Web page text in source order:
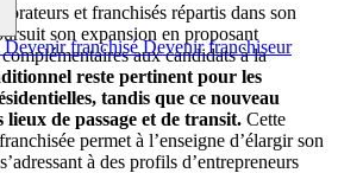
Devenir franchisé Devenir franchiseur
et franchisés répartis dans son
son expansion en proposant
aux candidats à la
reste pertinent pour les
tandis que ce nouveau
de passage et de transit. Cette
permet à l’enseigne d’élargir son
à des profils d’entrepreneurs